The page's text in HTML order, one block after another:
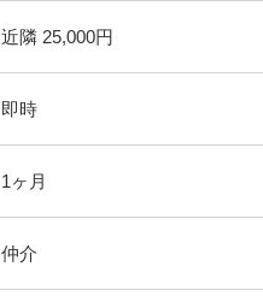
近隣 25,000円
即時
1ヶ月
仲介